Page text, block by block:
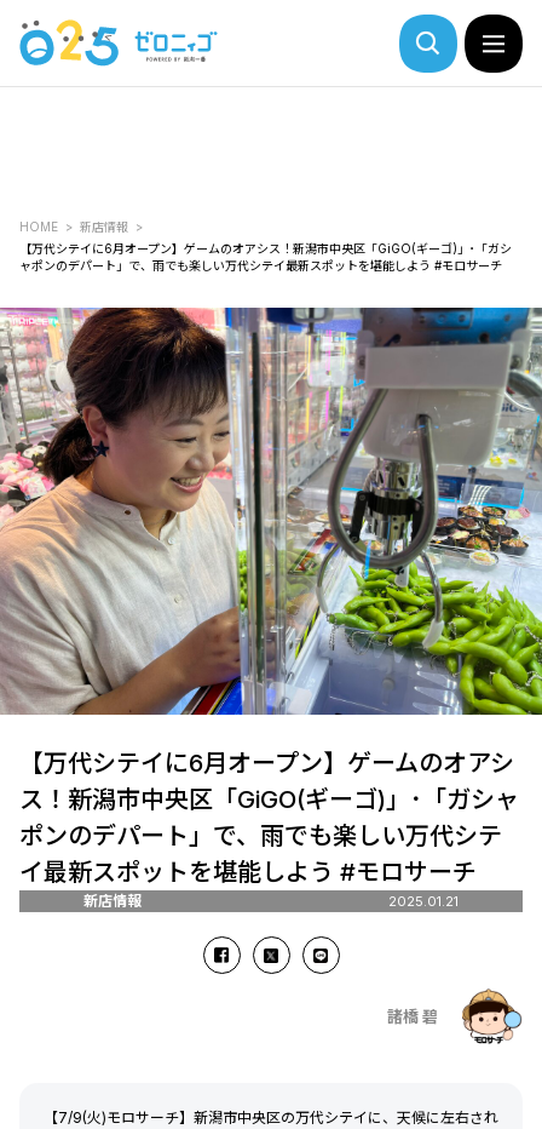
HOME
新店情報
【万代シテイに6月オープン】ゲームのオアシス！新潟市中央区「GiGO(ギーゴ)」･「ガシ
ャポンのデパート」で、雨でも楽しい万代シテイ最新スポットを堪能しよう #モロサーチ
【万代シテイに6月オープン】ゲームのオアシ
ス！新潟市中央区「GiGO(ギーゴ)」･「ガシャ
ポンのデパート」で、雨でも楽しい万代シテ
イ最新スポットを堪能しよう #モロサーチ
新店情報 2025.01.21
諸橋 碧
【7/9(火)モロサーチ】新潟市中央区の万代シテイに、天候に左右され